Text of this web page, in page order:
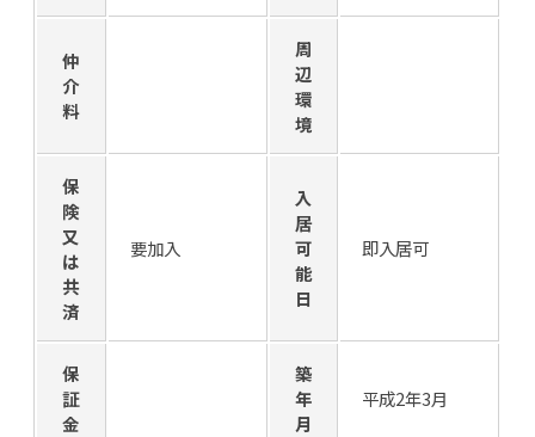
仲
介
料
周
辺
環
境
保
険
又
は
共
済
要加入
入
居
可
能
日
即入居可
保
証
金
築
年
月
平成2年3月